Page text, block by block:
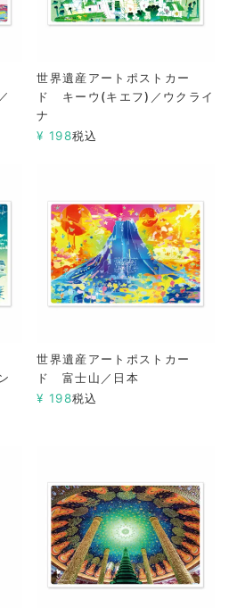
世界遺産アートポストカー
ド キーウ(キエフ)／ウクライ
ナ
¥ 198税込
世界遺産アートポストカー
ド 富士山／日本
¥ 198税込